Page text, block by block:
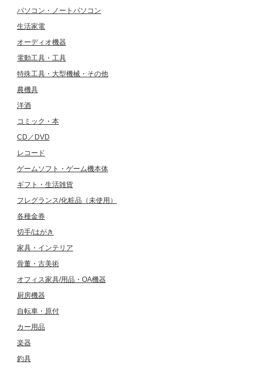
パソコン・ノートパソコン
生活家電
オーディオ機器
電動工具・工具
特殊工具・大型機械・その他
農機具
洋酒
コミック・本
CD／DVD
レコード
ゲームソフト・ゲーム機本体
ギフト・生活雑貨
フレグランス/化粧品（未使用）
各種金券
切手/はがき
家具・インテリア
骨董・古美術
オフィス家具/用品・OA機器
厨房機器
自転車・原付
カー用品
楽器
釣具